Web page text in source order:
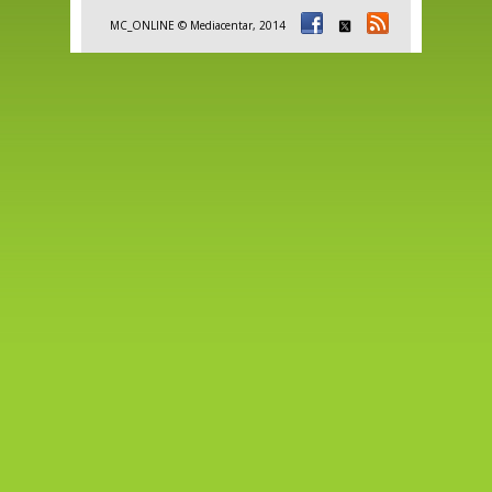
MC_ONLINE © Mediacentar, 2014